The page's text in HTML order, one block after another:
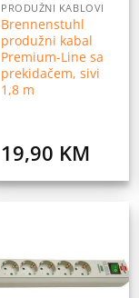
PRODUŽNI KABLOVI
Brennenstuhl
produžni kabal
Premium-Line sa
prekidačem, sivi
1,8 m
19,90 KM
na
listu
želja